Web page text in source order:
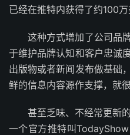
已经在推特内获得了约100万
这种方式增加了公司品
于维护品牌认知和客户忠诚
出版物或者新闻发布做基础
鲜的信息内容源作支撑，就
甚至乏味、不经常更新
一个官方推特叫